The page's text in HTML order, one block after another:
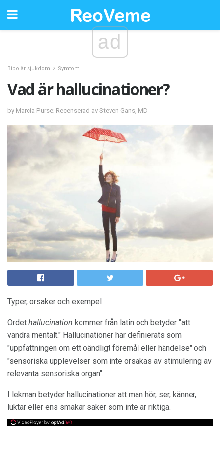
ad
Bipolär sjukdom Symtom
Vad är hallucinationer?
by Marcia Purse; Recenserad av Steven Gans, MD
Typer, orsaker och exempel
Ordet hallucination kommer från latin och betyder "att
vandra mentalt." Hallucinationer har definierats som
"uppfattningen om ett oändligt föremål eller händelse" och
"sensoriska upplevelser som inte orsakas av stimulering av
relevanta sensoriska organ".
I lekman betyder hallucinationer att man hör, ser, känner,
luktar eller ens smakar saker som inte är riktiga.